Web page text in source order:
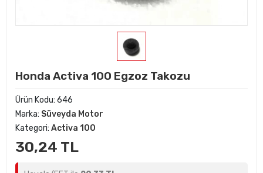
Honda Activa 100 Egzoz Takozu
Ürün Kodu: 646
Marka: Süveyda Motor
Kategori: Activa 100
30,24 TL